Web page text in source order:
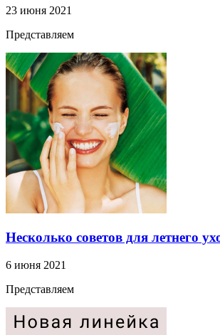
23 июня 2021
Представляем
Несколько советов для летнего
6 июня 2021
Представляем